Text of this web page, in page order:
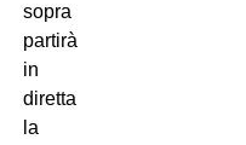
sopra
partirà
in
diretta
la